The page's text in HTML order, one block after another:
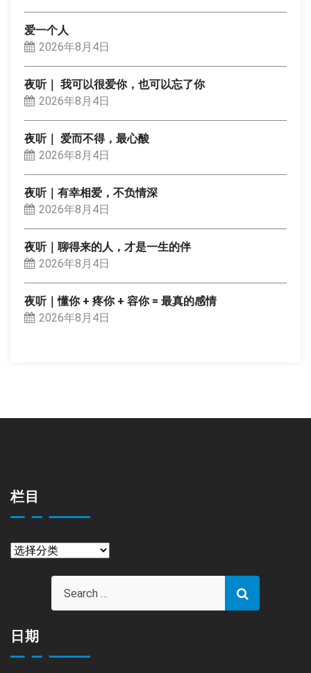
爱一个人
2026年8月4日
夜听｜ 我可以很爱你，也可以忘了你
2026年8月4日
夜听｜ 爱而不得，最心酸
2026年8月4日
夜听｜有幸相爱，不负情深
2026年8月4日
夜听｜聊得来的人，才是一生的伴
2026年8月4日
夜听｜懂你 + 疼你 + 容你 = 最真的感情
2026年8月4日
栏目
栏
日期